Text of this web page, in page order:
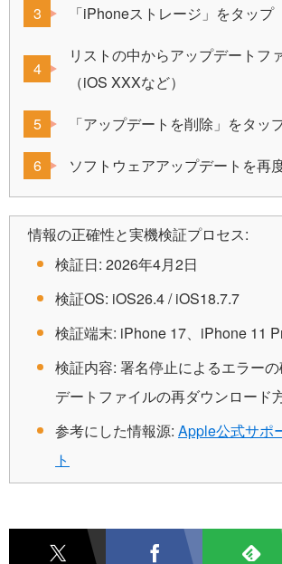
「iPhoneストレージ」をタップ
リストの中からアップデートフ
（iOS XXXなど）
「アップデートを削除」をタッ
ソフトウェアアップデートを再
情報の正確性と実機検証プロセス:
検証日: 2026年4月2日
検証OS: iOS26.4 / iOS18.7.7
検証端末: iPhone 17、iPhone 11
検証内容: 署名停止によるエラー
デートファイルの再ダウンロード
参考にした情報源: Apple公式サポ
ト